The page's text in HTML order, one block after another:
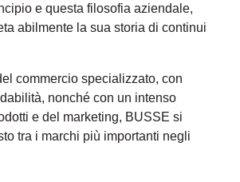
e questa filosofia aziendale,
abilmente la sua storia di continui
commercio specializzato, con
nonché con un intenso
e del marketing, BUSSE si
tra i marchi più importanti negli